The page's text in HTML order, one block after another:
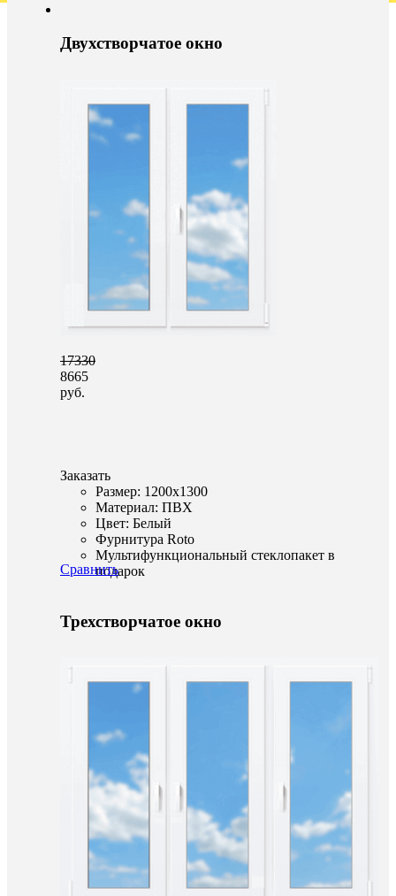
Двухстворчатое окно
17330
8665
руб.
Заказать
Размер: 1200x1300
Материал: ПВХ
Цвет: Белый
Фурнитура Roto
Мультифункциональный стеклопакет в
подарок
Сравнить
Трехстворчатое окно